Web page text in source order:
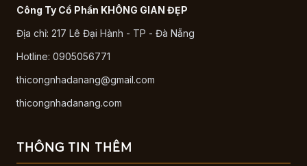
Công Ty Cổ Phần KHÔNG GIAN ĐẸP
Địa chỉ: 217 Lê Đại Hành - TP - Đà Nẵng
Hotline: 0905056771
thicongnhadanang@gmail.com
thicongnhadanang.com
THÔNG TIN THÊM